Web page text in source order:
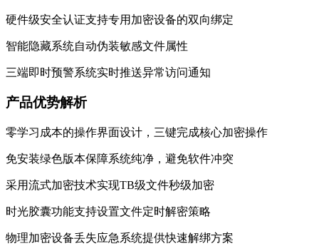
硬件级安全认证支持专用加密设备的双向绑定
智能隐藏系统自动伪装敏感文件属性
三端即时预警系统实时推送异常访问通知
产品优势解析
零学习成本的操作界面设计，三键完成核心加密操作
免安装绿色版本保障系统纯净，避免软件冲突
采用流式加密技术实现TB级文件秒级加密
时光胶囊功能支持设置文件定时解密策略
物理加密设备丢失应急系统提供快速解绑方案